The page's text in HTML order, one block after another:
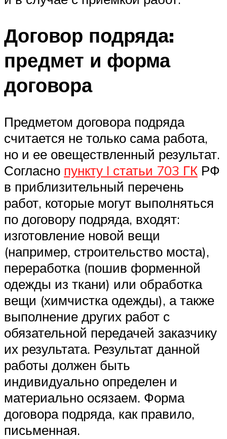
Договор подряда:
предмет и форма
договора
Предметом договора подряда
считается не только сама работа,
но и ее овеществленный результат.
Согласно пункту I статьи 703 ГК РФ
в приблизительный перечень
работ, которые могут выполняться
по договору подряда, входят:
изготовление новой вещи
(например, строительство моста),
переработка (пошив форменной
одежды из ткани) или обработка
вещи (химчистка одежды), а также
выполнение других работ с
обязательной передачей заказчику
их результата. Результат данной
работы должен быть
индивидуально определен и
материально осязаем. Форма
договора подряда, как правило,
письменная.